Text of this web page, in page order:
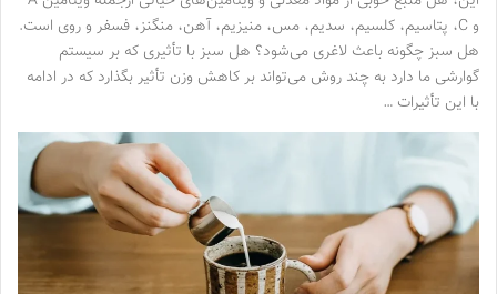
و C، پتاسیم، کلسیم، سدیم، مس، منیزیم، آهن، منگنز، فسفر و روی است.
هل سبز چگونه باعث لاغری می‌شود؟ هل سبز با تأثیری که بر سیستم
گوارشی ما دارد به چند روش می‌تواند بر کاهش وزن تأثیر بگذارد که در ادامه
با این تأثیرات …